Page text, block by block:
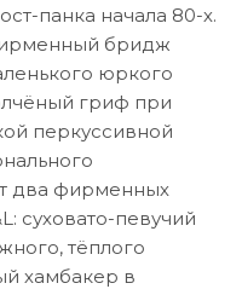
панка начала 80-х.
бридж
юркого
гриф при
перкуссивной
два фирменных
суховато-певучий
тёплого
хамбакер в